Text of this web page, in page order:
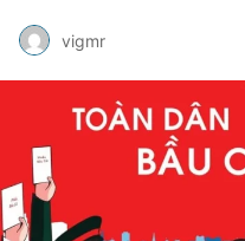
vigmr